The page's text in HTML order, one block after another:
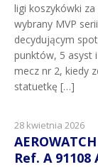
ligi koszykówki
wybrany MVP
decydującym
punktów, 5 asyst
mecz nr 2, kiedy
statuetkę […]
28 kwietnia 2026
Ref. A 91108